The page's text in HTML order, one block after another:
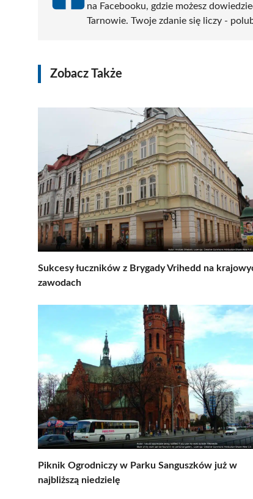
na Facebooku, gdzie możesz
Tarnowie. Twoje zdanie się liczy -
Zobacz Także
Sukcesy łuczników z Brygady Vrihedd na
zawodach
Piknik Ogrodniczy w Parku Sanguszków już w
najbliższą niedzielę